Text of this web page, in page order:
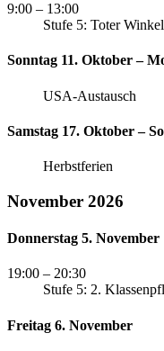
9:00 – 13:00
Stufe 5: Toter Winkel
Sonntag 11. Oktober –
USA-Austausch
Samstag 17. Oktober –
Herbstferien
November 2026
Donnerstag 5. November
19:00 – 20:30
Stufe 5: 2.
Freitag 6. November